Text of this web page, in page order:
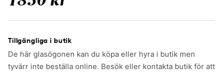
Tillgängliga i butik
De här glasögonen kan du köpa eller hyra i butik men
tyvärr inte beställa online. Besök eller kontakta butik för att